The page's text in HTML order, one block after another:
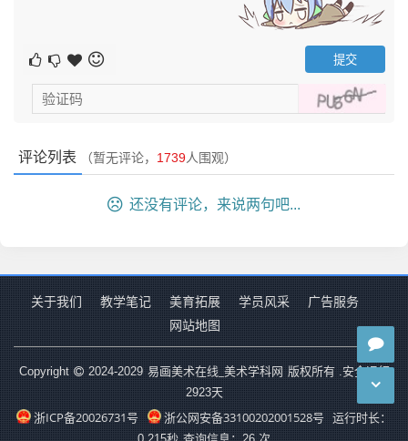
评论列表 （暂无评论， 1739人围观）
还没有评论，来说两句吧...
关于我们 教学笔记 美育拓展 学员风采
广告服务
网站地图
Copyright 2024-2029 易画美术在线_美术学科网 版权所有 .安全运行
2923天
浙ICP备20026731号 浙公网安备33100202001528号
运行时长：